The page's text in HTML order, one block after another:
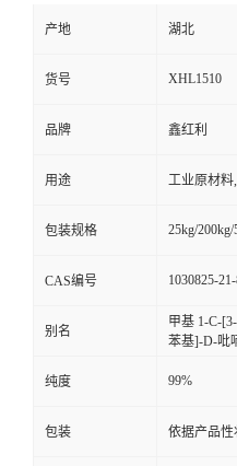
产地 湖北
货号 XHL1510
品牌 鑫红利
用途 工业原材料
包装规格 25kg/
CAS编号 1030825-
别名
甲基 1-C-
苯基]-D-吡
纯度 99%
包装 依据产品性